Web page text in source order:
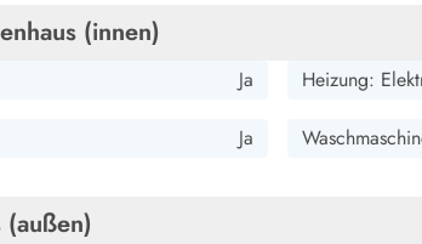
ruhigen Wohngebiet in unmittelbarer Nähe
ist grandios
(innen)
Ja Heizung:
Ja